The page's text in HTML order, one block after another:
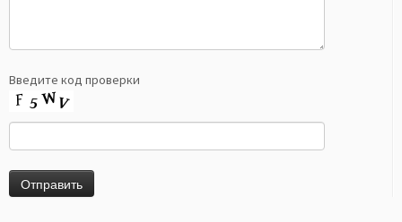
Введите код проверки